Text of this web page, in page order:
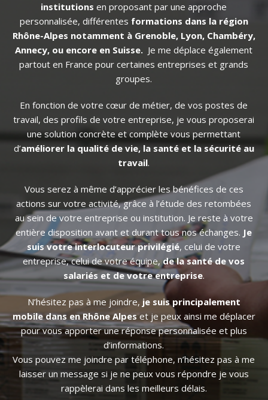
institutions en proposant par une approche
personnalisée, différentes formations dans la région
Rhône-Alpes notamment à Grenoble, Lyon, Chambéry,
Annecy, ou encore en Suisse. Je me déplace également
partout en France pour certaines entreprises et grands
groupes.
En fonction de votre cœur de métier, de vos postes de
travail, des profils de votre entreprise, je vous proposerai
une solution concrète et complète vous permettant
d’améliorer la qualité de vie, la santé et la sécurité au
travail.
Vous serez à même d’apprécier les bénéfices de ces
actions sur votre activité, grâce à l’étude des retombées
au sein de votre entreprise ou institution. Je reste à votre
entière disposition avant et durant tous nos échanges. Je
suis votre interlocuteur privilégié, celui de votre
entreprise, celui de votre équipe,de la santé de vos
salariés et de votre entreprise.
N’hésitez pas à me joindre, je suis principalement
mobile dans en Rhône Alpeset je peux ainsi me déplacer
pour vous apporter une réponse personnalisée et plus
d’informations.
Vous pouvez me joindre par téléphone, n’hésitez pas à me
laisser un message si je ne peux vous répondre je vous
rappèlerai dans les meilleurs délais.